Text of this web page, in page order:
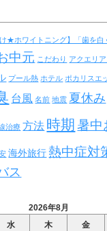
け★ホワイトニング】「歯を
中元 こだわり アクエリア
プール熱 ホテル ポカリスエ
台風 名前 地震 夏休み
治療 方法 時期 暑中
海外旅行 熱中症対
ス
2026年8月
水 木 金